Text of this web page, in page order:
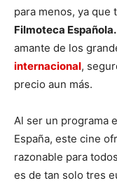
para menos, ya que
Filmoteca Española.
amante de los
internacional,
precio aun más.
Al ser un programa
España, este cine
razonable para
es de tan solo tres